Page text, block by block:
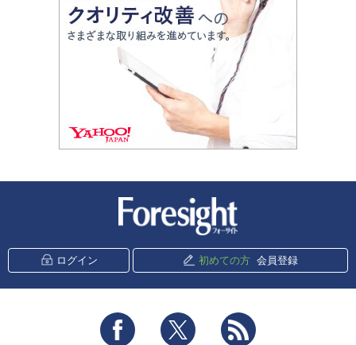
ログイン 初めての方 会員登録
Facebook Twitter